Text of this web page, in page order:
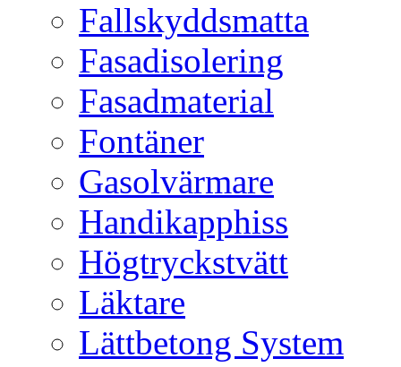
Fallskyddsmatta
Fasadisolering
Fasadmaterial
Fontäner
Gasolvärmare
Handikapphiss
Högtryckstvätt
Läktare
Lättbetong System